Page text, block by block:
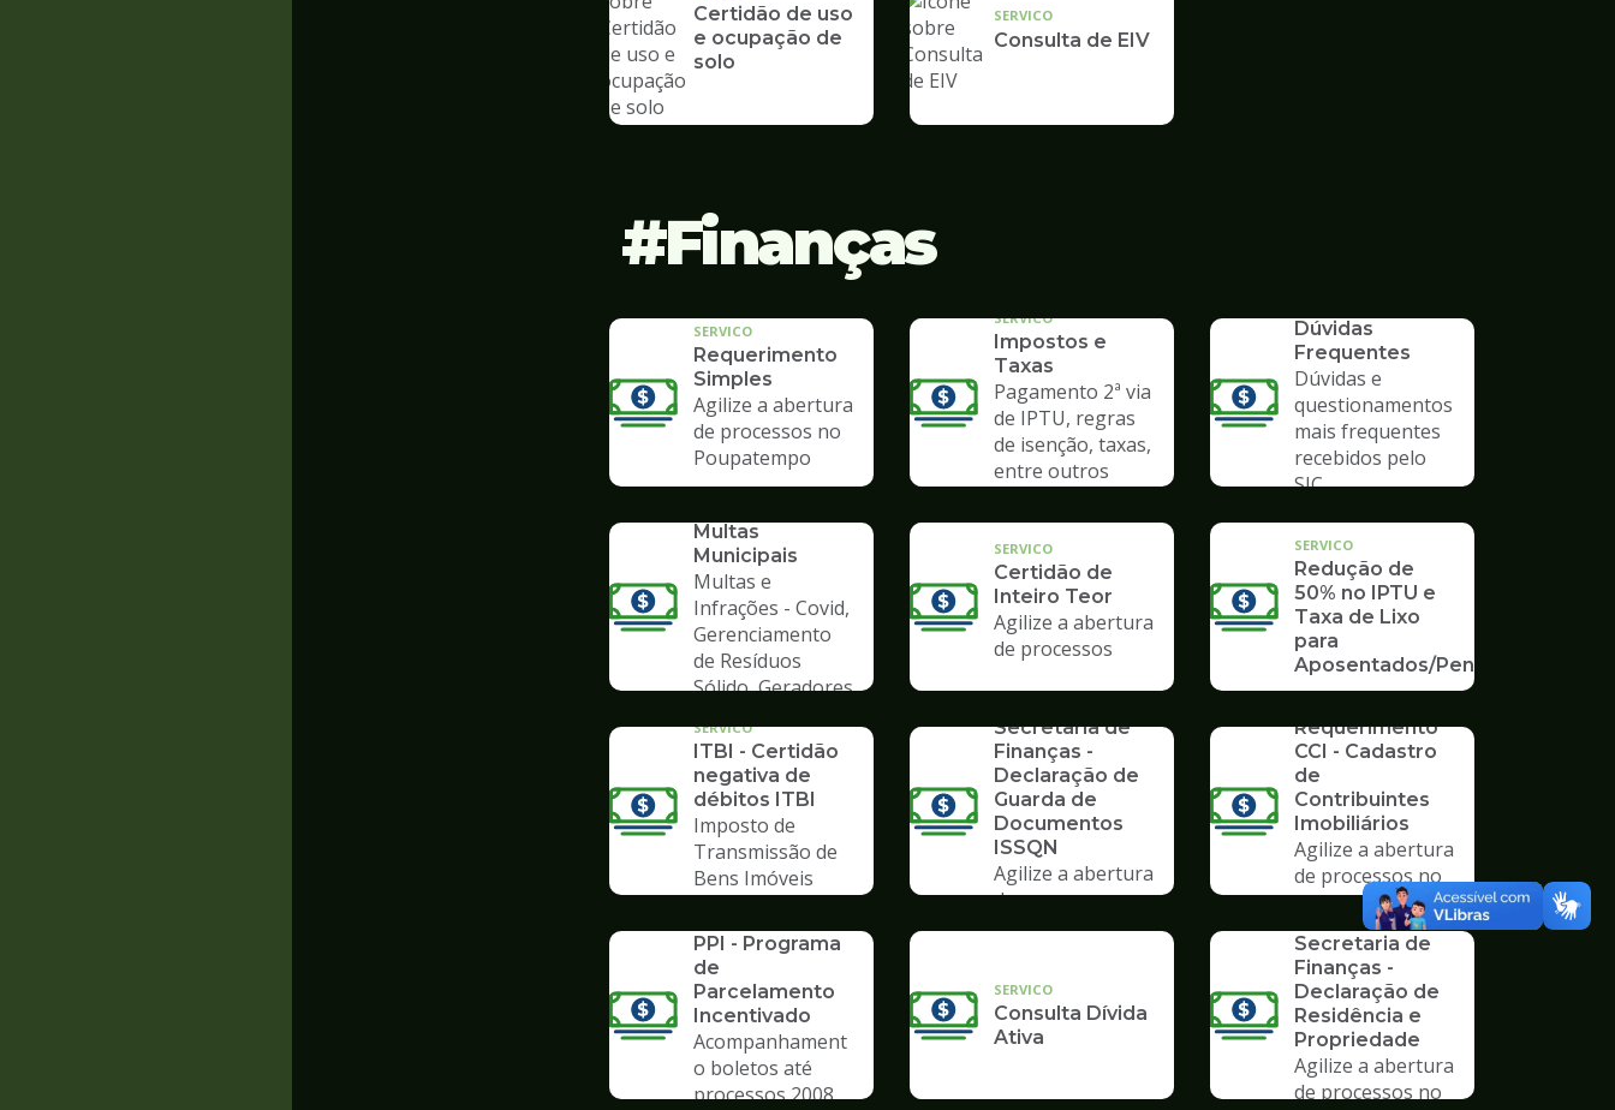
Certidão de uso
e ocupação de
solo
SERVICO
Consulta de EIV
Finanças
SERVICO
Requerimento
Simples
Agilize a abertura
de processos no
Poupatempo
SERVICO
Impostos e
Taxas
Pagamento 2ª via
de IPTU, regras
de isenção, taxas,
entre outros
Dúvidas
Frequentes
Dúvidas e
questionamentos
mais frequentes
recebidos pelo
SIC
SERVICO
Multas
Municipais
Multas e
Infrações - Covid,
Gerenciamento
de Resíduos
Sólido, Geradores
SERVICO
Certidão de
Inteiro Teor
Agilize a abertura
de processos
SERVICO
Redução de
50% no IPTU e
Taxa de Lixo
para
Aposentados/Pensionistas
SERVICO
ITBI - Certidão
negativa de
débitos ITBI
Imposto de
Transmissão de
Bens Imóveis
Secretaria de
Finanças -
Declaração de
Guarda de
Documentos
ISSQN
Agilize a abertura
de processos no
Poupatempo
Requerimento
CCI - Cadastro
de
Contribuintes
Imobiliários
Agilize a abertura
de processos no
Poupatempo
PPI - Programa
de
Parcelamento
Incentivado
Acompanhament
o boletos até
processos 2008
SERVICO
Consulta Dívida
Ativa
SERVICO
Formulários da
Secretaria de
Finanças -
Declaração de
Residência e
Propriedade
Agilize a abertura
de processos no